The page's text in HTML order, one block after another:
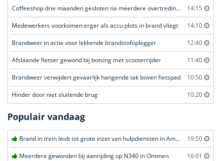
Coffeeshop drie maanden gesloten na meerdere overtredingen 14:15
Medewerkers voorkomen erger als accu plots in brand vliegt 14:10
Brandweer in actie voor lekkende brandstofoplegger 12:40
Afslaande fietser gewond bij botsing met scooterrijder 11:40
Brandweer verwijdert gevaarlijk hangende tak boven fietspad 10:50
Hinder door niet sluitende brug 10:20
Populair vandaag
Brand in trein leidt tot grote inzet van hulpdiensten in Amersfoort 19:50
Meerdere gewonden bij aanrijding op N340 in Ommen 16:01